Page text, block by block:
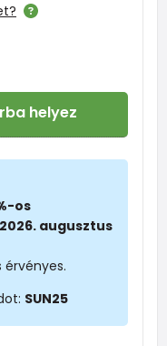
helyez
os
augusztus
SUN25